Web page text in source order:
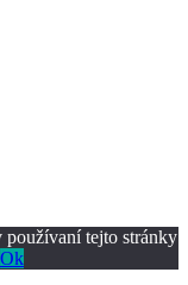
tejto stránky
Ok